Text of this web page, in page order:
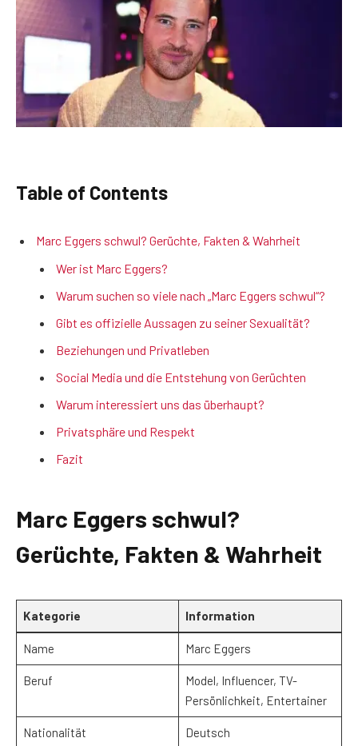
Table of Contents
Marc Eggers schwul? Gerüchte, Fakten & Wahrheit
Wer ist Marc Eggers?
Warum suchen so viele nach „Marc Eggers schwul“?
Gibt es offizielle Aussagen zu seiner Sexualität?
Beziehungen und Privatleben
Social Media und die Entstehung von Gerüchten
Warum interessiert uns das überhaupt?
Privatsphäre und Respekt
Fazit
Marc Eggers schwul?
Gerüchte, Fakten & Wahrheit
Kategorie Information
Name Marc Eggers
Beruf
Model, Influencer, TV-
Persönlichkeit, Entertainer
Nationalität Deutsch